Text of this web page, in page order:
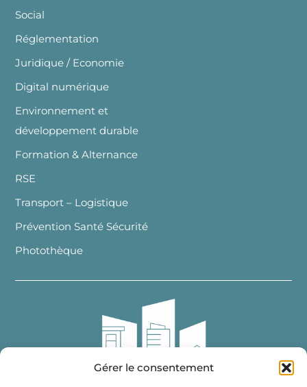
Gérer le consentement
Social
Réglementation
Juridique / Economie
Digital numérique
Environnement et
développement durable
Formation & Alternance
RSE
Transport – Logistique
Prévention Santé Sécurité
Photothèque